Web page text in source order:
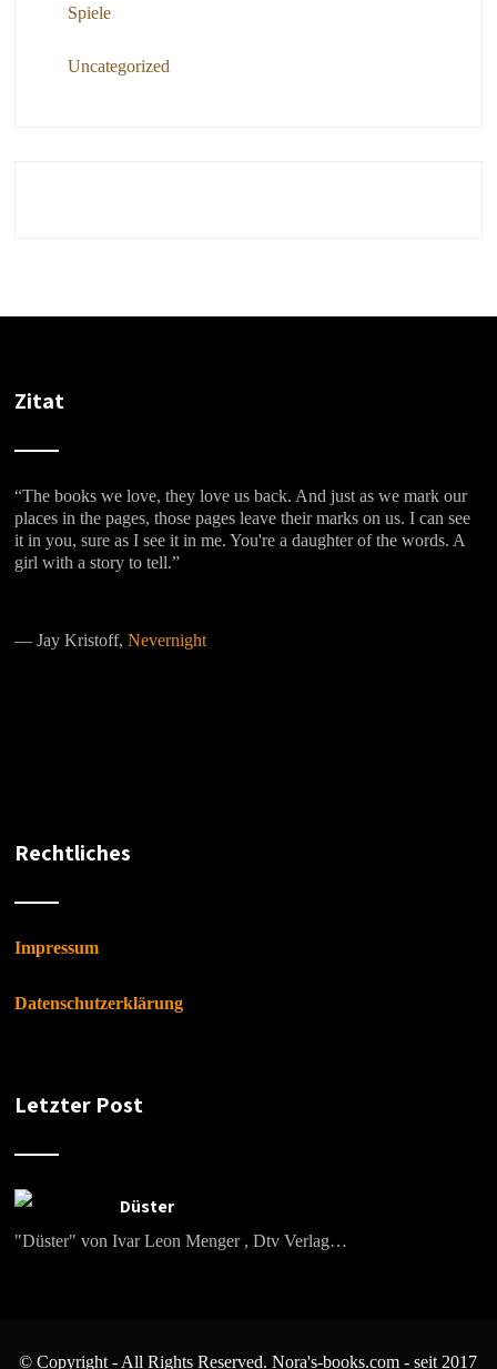
Spiele
Uncategorized
Zitat
“The books we love, they love us back. And just as we mark our
places in the pages, those pages leave their marks on us. I can see
it in you, sure as I see it in me. You're a daughter of the words. A
girl with a story to tell.”
―Jay Kristoff,Nevernight
Rechtliches
Impressum
Datenschutzerklärung
Letzter Post
Düster
"Düster" von Ivar Leon Menger , Dtv Verlag…
© Copyright - All Rights Reserved. Nora's-books.com - seit 2017